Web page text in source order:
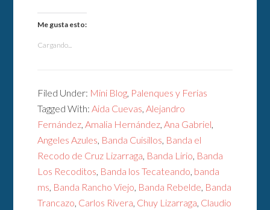
Me gusta esto:
Cargando...
Filed Under: Mini Blog, Palenques y Ferias
Tagged With:Aida Cuevas,Alejandro
Fernández,Amalia Hernández,Ana Gabriel,
Angeles Azules, Banda Cuisillos, Banda el
Recodo de Cruz Lizarraga, Banda Lirio, Banda
Los Recoditos, Banda los Tecateando, banda
ms, Banda Rancho Viejo, Banda Rebelde, Banda
Trancazo, Carlos Rivera, Chuy Lizarraga, Claudio